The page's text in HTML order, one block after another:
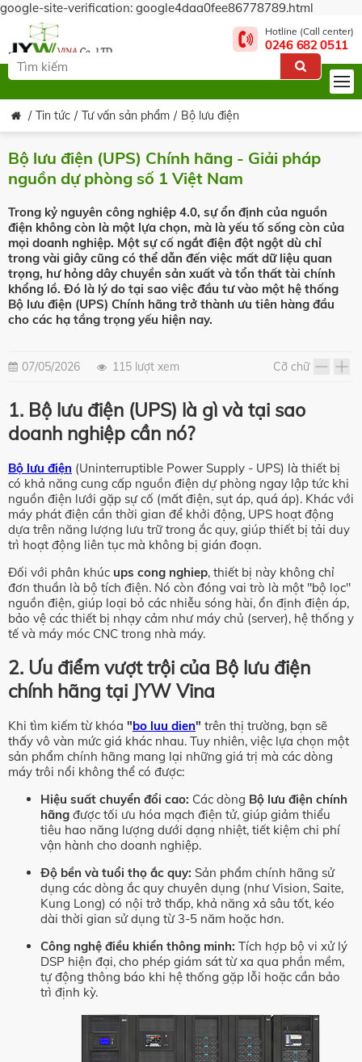
google-site-verification: google4daa0fee86778789.html
Hotline (Call center)
0246 682 0511
Tin tức Tư vấn sản phẩm Bộ lưu điện
Bộ lưu điện (UPS) Chính hãng - Giải pháp
nguồn dự phòng số 1 Việt Nam
Trong kỷ nguyên công nghiệp 4.0, sự ổn định của nguồn
điện không còn là một lựa chọn, mà là yếu tố sống còn của
mọi doanh nghiệp. Một sự cố ngắt điện đột ngột dù chỉ
trong vài giây cũng có thể dẫn đến việc mất dữ liệu quan
trọng, hư hỏng dây chuyền sản xuất và tổn thất tài chính
khổng lồ. Đó là lý do tại sao việc đầu tư vào một hệ thống
Bộ lưu điện (UPS) Chính hãng trở thành ưu tiên hàng đầu
cho các hạ tầng trọng yếu hiện nay.
07/05/2026 115 lượt xem Cỡ chữ
1. Bộ lưu điện (UPS) là gì và tại sao
doanh nghiệp cần nó?
Bộ lưu điện (Uninterruptible Power Supply - UPS) là thiết bị
có khả năng cung cấp nguồn điện dự phòng ngay lập tức khi
nguồn điện lưới gặp sự cố (mất điện, sụt áp, quá áp). Khác với
máy phát điện cần thời gian để khởi động, UPS hoạt động
dựa trên năng lượng lưu trữ trong ắc quy, giúp thiết bị tải duy
trì hoạt động liên tục mà không bị gián đoạn.
Đối với phân khúc ups cong nghiep, thiết bị này không chỉ
đơn thuần là bộ tích điện. Nó còn đóng vai trò là một "bộ lọc"
nguồn điện, giúp loại bỏ các nhiễu sóng hài, ổn định điện áp,
bảo vệ các thiết bị nhạy cảm như máy chủ (server), hệ thống y
tế và máy móc CNC trong nhà máy.
2. Ưu điểm vượt trội của Bộ lưu điện
chính hãng tại JYW Vina
Khi tìm kiếm từ khóa "bo luu dien" trên thị trường, bạn sẽ
thấy vô vàn mức giá khác nhau. Tuy nhiên, việc lựa chọn một
sản phẩm chính hãng mang lại những giá trị mà các dòng
máy trôi nổi không thể có được:
Hiệu suất chuyển đổi cao: Các dòng Bộ lưu điện chính
hãng được tối ưu hóa mạch điện tử, giúp giảm thiểu
tiêu hao năng lượng dưới dạng nhiệt, tiết kiệm chi phí
vận hành cho doanh nghiệp.
Độ bền và tuổi thọ ắc quy: Sản phẩm chính hãng sử
dụng các dòng ắc quy chuyên dụng (như Vision, Saite,
Kung Long) có nội trở thấp, khả năng xả sâu tốt, kéo
dài thời gian sử dụng từ 3-5 năm hoặc hơn.
Công nghệ điều khiển thông minh: Tích hợp bộ vi xử lý
DSP hiện đại, cho phép giám sát từ xa qua phần mềm,
tự động thông báo khi hệ thống gặp lỗi hoặc cần bảo
trì định kỳ.